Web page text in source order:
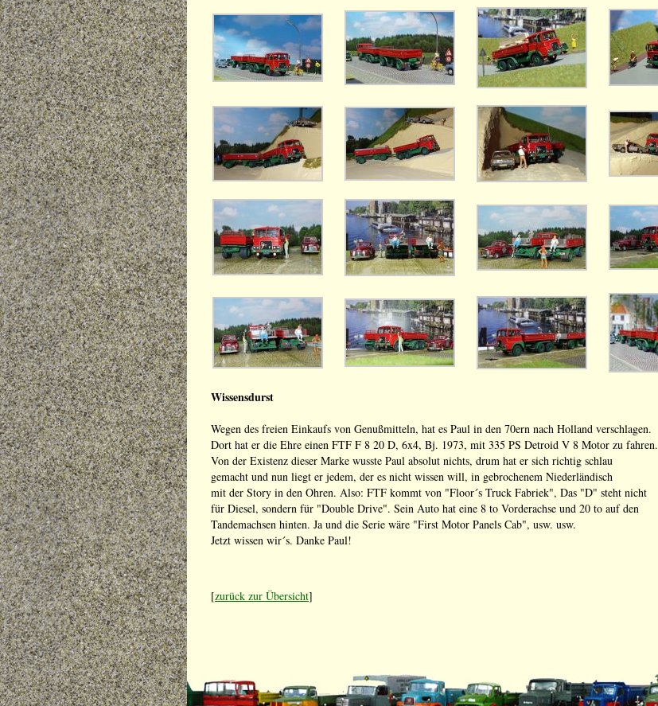
Wissensdurst
Wegen des freien Einkaufs von Genußmitteln, hat es Paul in den 70ern nach Holland verschlagen.
Dort hat er die Ehre einen FTF F 8 20 D, 6x4, Bj. 1973, mit 335 PS Detroid V 8 Motor zu fahren.
Von der Existenz dieser Marke wusste Paul absolut nichts, drum hat er sich richtig schlau
gemacht und nun liegt er jedem, der es nicht wissen will, in gebrochenem Niederländisch
mit der Story in den Ohren. Also: FTF kommt von "Floor´s Truck Fabriek", Das "D" steht nicht
für Diesel, sondern für "Double Drive". Sein Auto hat eine 8 to Vorderachse und 20 to auf den
Tandemachsen hinten. Ja und die Serie wäre "First Motor Panels Cab", usw. usw.
Jetzt wissen wir´s. Danke Paul!
[zurück zur Übersicht]